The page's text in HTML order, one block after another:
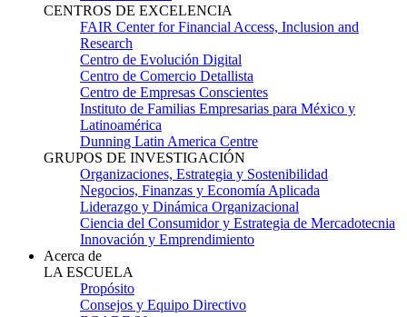
CENTROS DE EXCELENCIA
FAIR Center for Financial Access, Inclusion and
Research
Centro de Evolución Digital
Centro de Comercio Detallista
Centro de Empresas Conscientes
Instituto de Familias Empresarias para México y
Latinoamérica
Dunning Latin America Centre
GRUPOS DE INVESTIGACIÓN
Organizaciones, Estrategia y Sostenibilidad
Negocios, Finanzas y Economía Aplicada
Liderazgo y Dinámica Organizacional
Ciencia del Consumidor y Estrategia de Mercadotecnia
Innovación y Emprendimiento
Acerca de
LA ESCUELA
Propósito
Consejos y Equipo Directivo